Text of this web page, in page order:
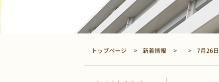
トップページ 新着情報 7月26日